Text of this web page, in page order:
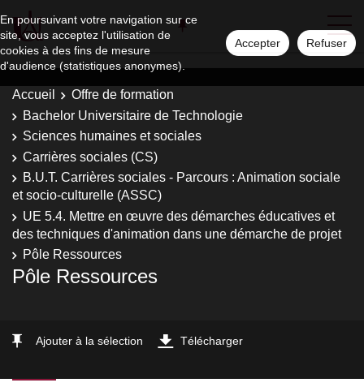
En poursuivant votre navigation sur ce
site, vous acceptez l'utilisation de
cookies à des fins de mesure
d'audience (statistiques anonymes).
Accepter Refuser
Accueil
Offre de formation
Bachelor Universitaire de Technologie
Sciences humaines et sociales
Carrières sociales (CS)
B.U.T. Carrières sociales - Parcours : Animation sociale
et socio-culturelle (ASSC)
UE 5.4. Mettre en œuvre des démarches éducatives et
des techniques d'animation dans une démarche de projet
Pôle Ressources
Pôle Ressources
Ajouter à la sélection Télécharger